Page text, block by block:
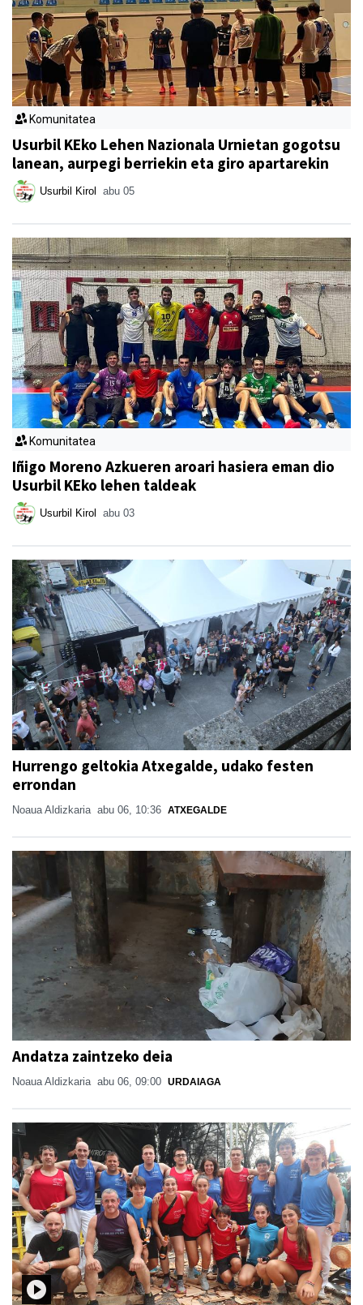
Komunitatea
Usurbil KEko Lehen Nazionala Urnietan gogotsu
lanean, aurpegi berriekin eta giro apartarekin
Usurbil Kirol abu 05
Komunitatea
Iñigo Moreno Azkueren aroari hasiera eman dio
Usurbil KEko lehen taldeak
Usurbil Kirol abu 03
Hurrengo geltokia Atxegalde, udako festen
errondan
Noaua Aldizkaria abu 06, 10:36 ATXEGALDE
Andatza zaintzeko deia
Noaua Aldizkaria abu 06, 09:00 URDAIAGA